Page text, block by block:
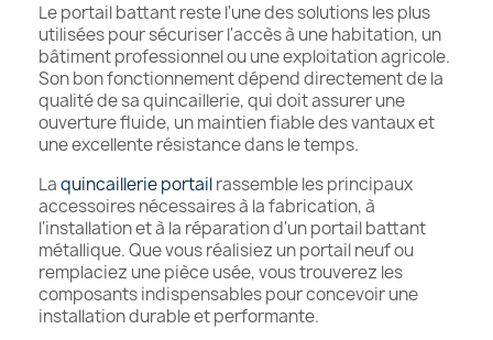
Le portail battant reste l'une des solutions les plus
utilisées pour sécuriser l'accès à une habitation, un
bâtiment professionnel ou une exploitation agricole.
Son bon fonctionnement dépend directement de la
qualité de sa quincaillerie, qui doit assurer une
ouverture fluide, un maintien fiable des vantaux et
une excellente résistance dans le temps.
Laquincaillerie portailrassemble les principaux
accessoires nécessaires à la fabrication, à
l'installation et à la réparation d'un portail battant
métallique. Que vous réalisiez un portail neuf ou
remplaciez une pièce usée, vous trouverez les
composants indispensables pour concevoir une
installation durable et performante.